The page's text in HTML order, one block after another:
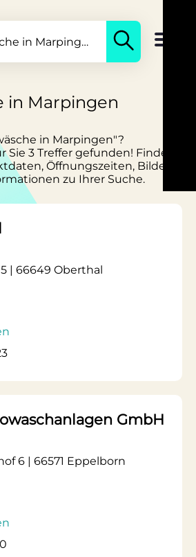
in Marpingen
in Marpingen"?
3 Treffer gefunden! Finden
Öffnungszeiten, Bilder
zu Ihrer Suche.
| 66649 Oberthal
GmbH
6 | 66571 Eppelborn